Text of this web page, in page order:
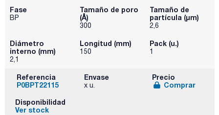
Fase
BP
Tamaño de poro
(Å)
300
Tamaño de
partícula (μm)
2,6
Diámetro
interno (mm)
2,1
Longitud (mm)
150
Pack (u.)
1
Referencia
P0BPT22115
Envase
x u.
Precio
Comprar
Disponibilidad
Ver stock